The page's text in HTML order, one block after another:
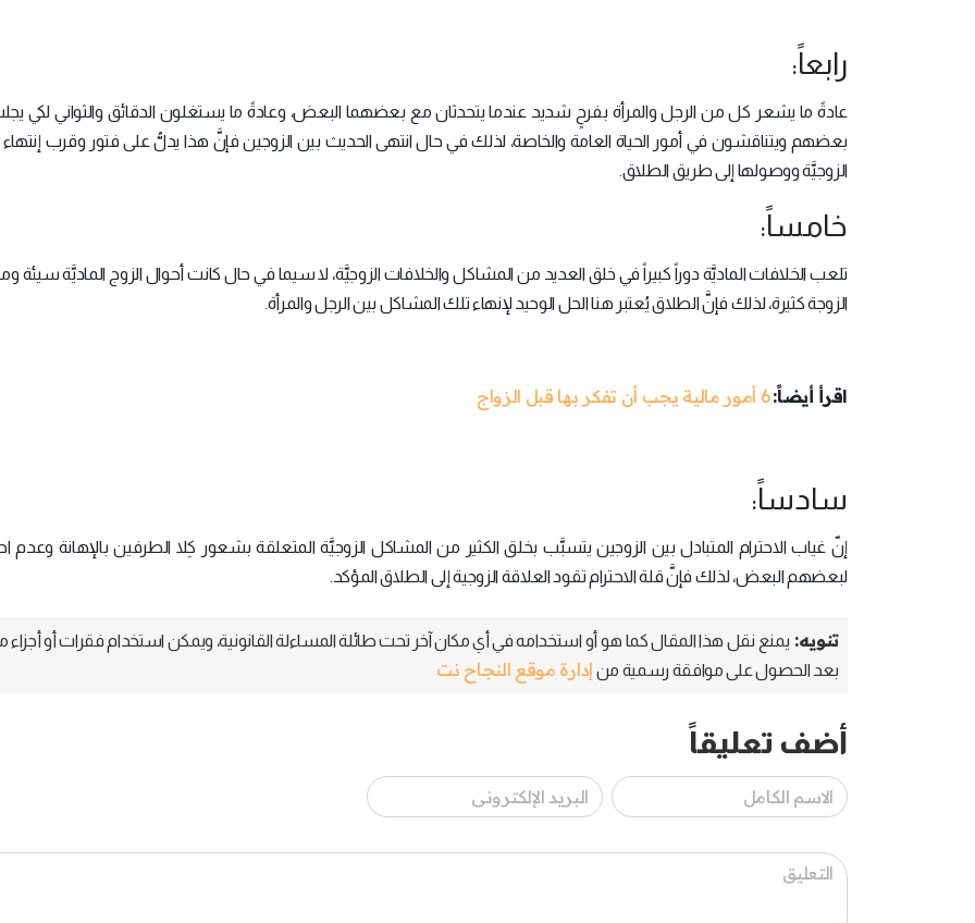
رابعاً:
عادةً ما يشعر كل من الرجل والمرأة بفرحٍ شديد عندما يتحدثان مع بعضهما البعض، وعادةً ما يستغلون الدقائق والثواني لكي
بعضهم ويتناقشون في أمور الحياة العامة والخاصة، لذلك في حال انتهى الحديث بين الزوجين فإنَّ هذا يدلُّ على فتور وقرب إنتهاء
الزوجيَّة ووصولها إلى طريق الطلاق.
خامساً:
تلعب الخلافات الماديَّة دوراً كبيراً في خلق العديد من المشاكل والخلافات الزوجيَّة، لا سيما في حال كانت أحوال الزوج الماديَّة سيئة
الزوجة كثيرة، لذلك فإنَّ الطلاق يُعتبر هنا الحل الوحيد لإنهاء تلك المشاكل بين الرجل والمرأة.
اقرأ أيضاً:6 أمور مالية يجب أن تفكر بها قبل الزواج
سادساً:
إنّ غياب الاحترام المتبادل بين الزوجين يتسبَّب بخلق الكثير من المشاكل الزوجيَّة المتعلقة بشعور كِلا الطرفين بالإهانة وعدم
لبعضهم البعض، لذلك فإنَّ قلة الاحترام تقود العلاقة الزوجية إلى الطلاق المؤكد.
تنويه: يمنع نقل هذا المقال كما هو أو استخدامه في أي مكان آخر تحت طائلة المساءلة القانونية، ويمكن استخدام فقرات أو أجزاء
بعد الحصول على موافقة رسمية من إدارة موقع النجاح نت
أضف تعليقاً